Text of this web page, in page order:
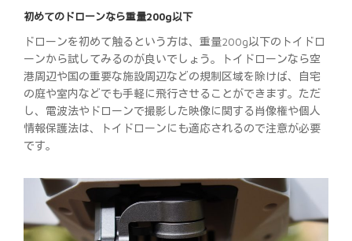
初めてのドローンなら重量200g以下
ドローンを初めて触るという方は、重量200g以下のトイドロ
ーンから試してみるのが良いでしょう。トイドローンなら空
港周辺や国の重要な施設周辺などの規制区域を除けば、自宅
の庭や室内などでも手軽に飛行させることができます。ただ
し、電波法やドローンで撮影した映像に関する肖像権や個人
情報保護法は、トイドローンにも適応されるので注意が必要
です。